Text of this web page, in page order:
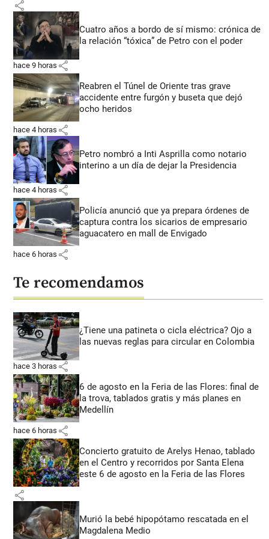
share
Cuatro años a bordo de sí mismo: crónica de
la relación “tóxica” de Petro con el poder
hace 9 horas share
Reabren el Túnel de Oriente tras grave
accidente entre furgón y buseta que dejó
ocho heridos
hace 4 horas share
Petro nombró a Inti Asprilla como notario
interino a un día de dejar la Presidencia
hace 4 horas share
Policía anunció que ya prepara órdenes de
captura contra los sicarios de empresario
aguacatero en mall de Envigado
hace 6 horas share
Te recomendamos
¿Tiene una patineta o cicla eléctrica? Ojo a
las nuevas reglas para circular en Colombia
hace 3 horas share
6 de agosto en la Feria de las Flores: final de
la trova, tablados gratis y más planes en
Medellín
hace 6 horas share
Concierto gratuito de Arelys Henao, tablado
en el Centro y recorridos por Santa Elena
este 6 de agosto en la Feria de las Flores
share
Murió la bebé hipopótamo rescatada en el
Magdalena Medio